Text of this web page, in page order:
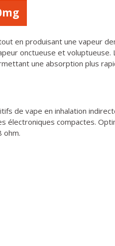
en produisant une vapeur
onctueuse et voluptueuse.
une absorption plus
de vape en inhalation
compactes.
ohm.